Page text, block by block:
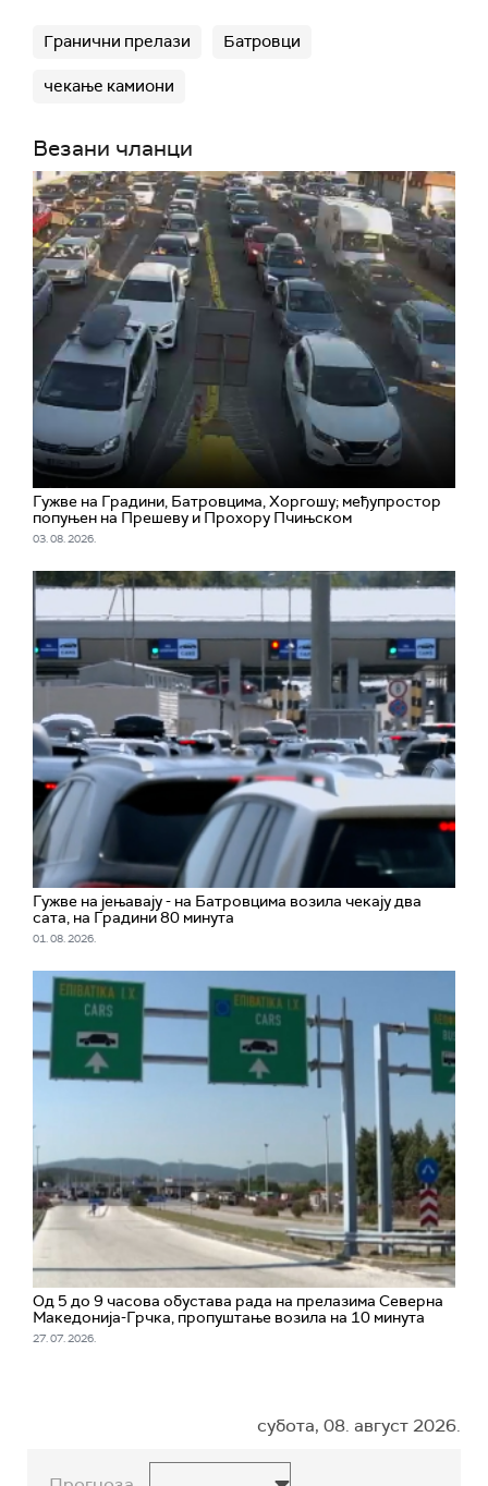
Гранични прелази Батровци
чекање камиони
Везани чланци
Гужве на Градини, Батровцима, Хоргошу; међупростор
попуњен на Прешеву и Прохору Пчињском
03. 08. 2026.
Гужве на јењавају - на Батровцима возила чекају два
сата, на Градини 80 минута
01. 08. 2026.
Од 5 до 9 часова обустава рада на прелазима Северна
Македонија-Грчка, пропуштање возила на 10 минута
27. 07. 2026.
субота, 08. август 2026.